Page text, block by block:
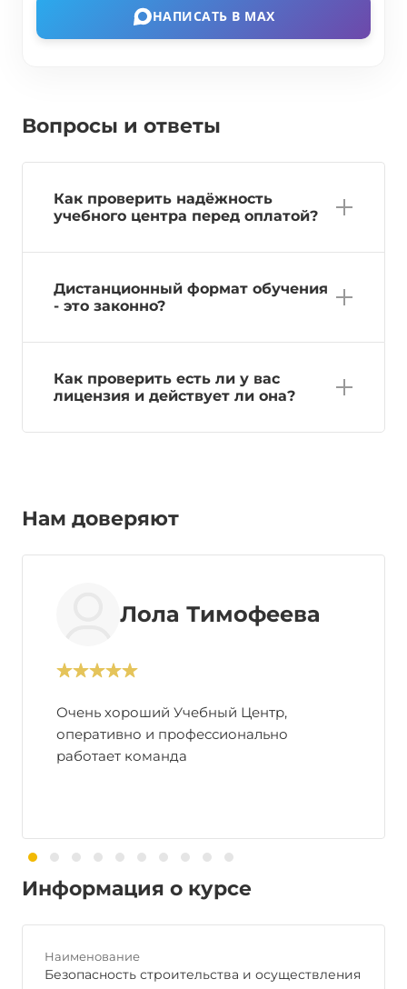
НАПИСАТЬ В MAX
Вопросы и ответы
Как проверить надёжность
учебного центра перед оплатой?
Дистанционный формат обучения
- это законно?
Как проверить есть ли у вас
лицензия и действует ли она?
Нам доверяют
Лола Тимофеева
Очень хороший Учебный Центр,
оперативно и профессионально
работает команда
Информация о курсе
Наименование
Безопасность строительства и осуществления